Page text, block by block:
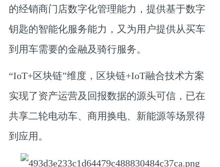
的经销商门店数字化管理能力，提供基于数字
钥匙的智能化服务能力，又为用户提供从买车
到用车需要的金融及骑行服务。
“IoT+区块链”维度，区块链+IoT融合技术方案
实现了资产运营及回报数据的源头可信，已在
共享二轮电动车、商用换电、新能源等场景得
到应用。